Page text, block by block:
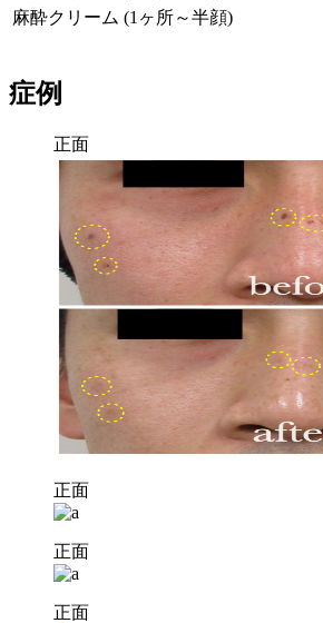
麻酔クリーム (1ヶ所～半顔)
症例
正面
正面
正面
正面